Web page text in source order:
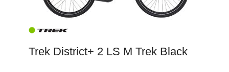
Trek District+ 2 LS M Trek Black